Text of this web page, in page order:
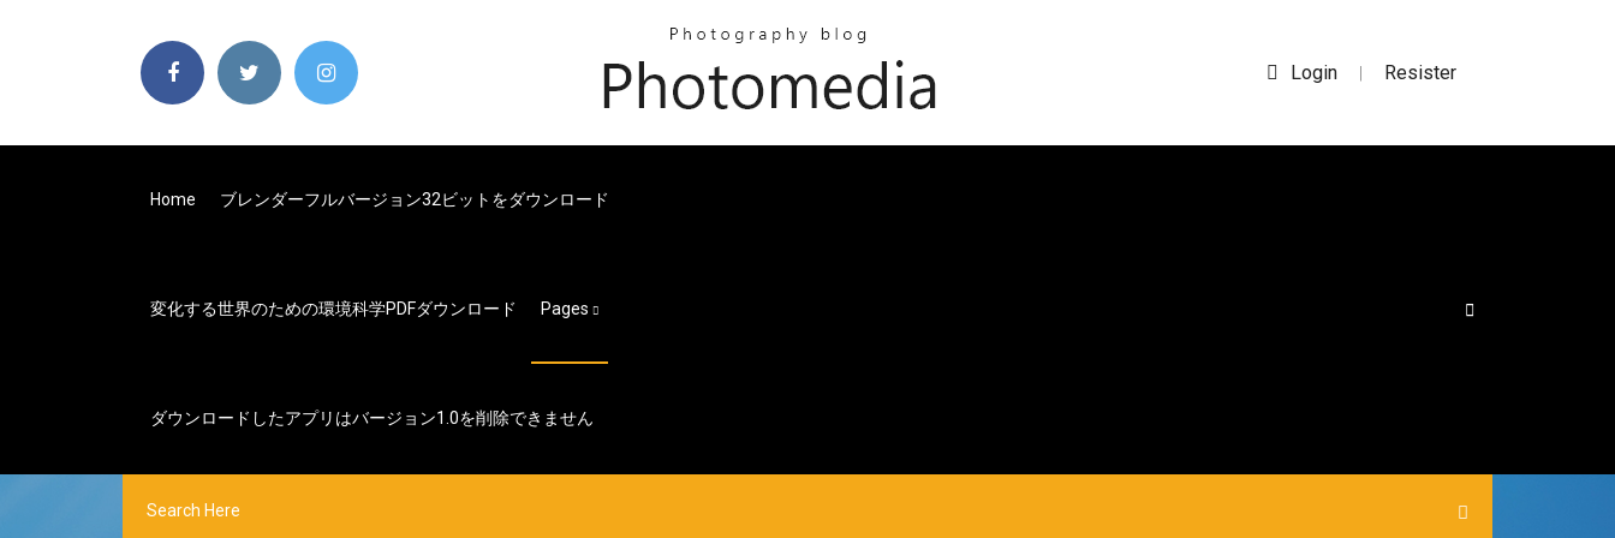
Login | Resister
Home ブレンダーフルバージョン32ビットをダウンロード
変化する世界のための環境科学PDFダウンロード Pages
ダウンロードしたアプリはバージョン1.0を削除できません